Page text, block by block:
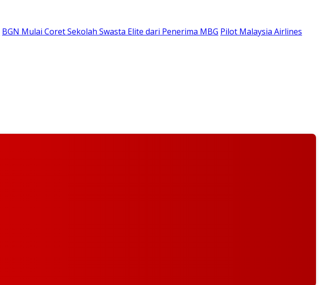
BGN Mulai Coret Sekolah Swasta Elite dari Penerima MBG Pilot Malaysia Airlines